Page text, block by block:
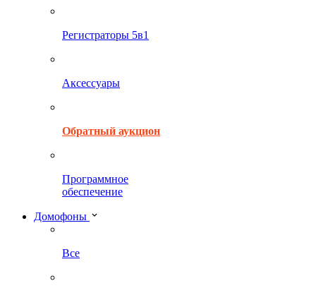
Регистраторы 5в1
Аксессуары
Обратный аукцион
Программное
обеспечение
Домофоны
Все